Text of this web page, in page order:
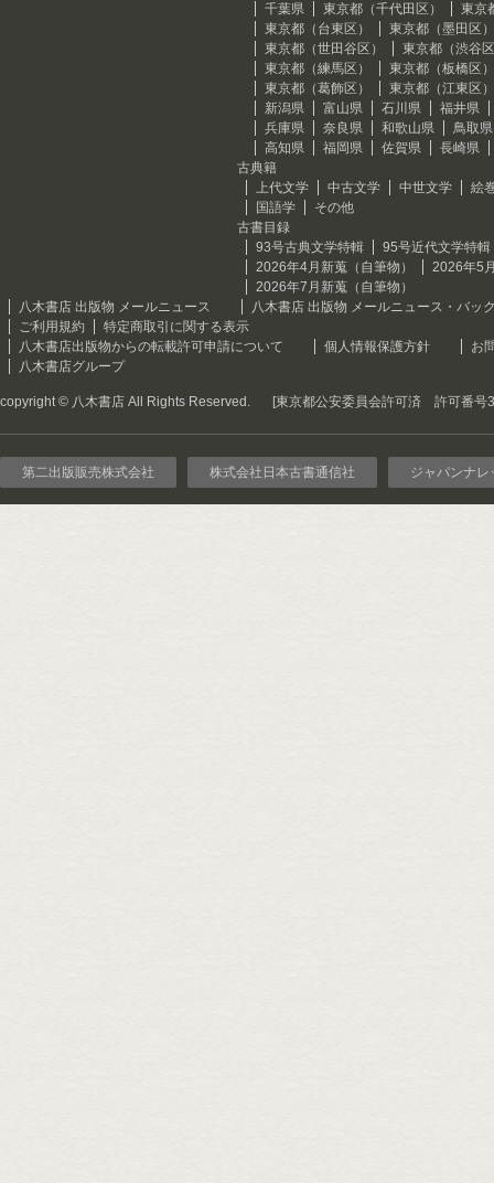
千葉県
東京都（千代田区）
東京
東京都（台東区）
東京都（墨田区）
東京都（世田谷区）
東京都（渋谷
東京都（練馬区）
東京都（板橋区）
東京都（葛飾区）
東京都（江東区）
新潟県
富山県 石川県
福井県
兵庫県
奈良県 和歌山県
鳥取県
高知県
福岡県 佐賀県
長崎県
古典籍
上代文学
中古文学 中世文学
絵
国語学
その他
古書目録
93号古典文学特輯
95号近代文学特輯
2026年4月新蒐（自筆物）
2026年5
2026年7月新蒐（自筆物）
八木書店 出版物 メールニュース
八木書店 出版物 メールニュース・バッ
ご利用規約
特定商取引に関する表示
八木書店出版物からの転載許可申請について
個人情報保護方針
お
八木書店グループ
copyright © 八木書店 All Rights Reserved. [東京都公安委員会許可済 許可番号
第二出版販売株式会社 株式会社日本古書通信社 ジャパンナレ